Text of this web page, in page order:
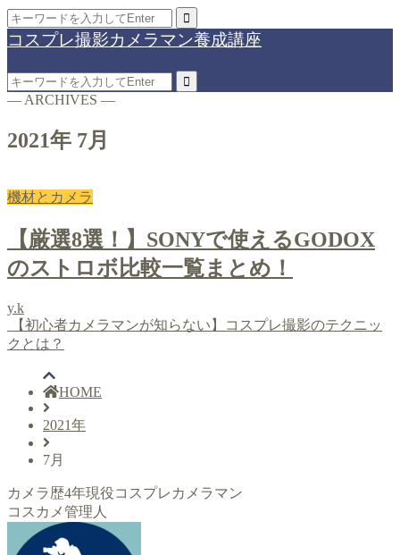
コスプレ撮影カメラマン養成講座
― ARCHIVES ―
2021年 7月
機材とカメラ
【厳選8選！】SONYで使えるGODOX
のストロボ比較一覧まとめ！
y.k
【初心者カメラマンが知らない】コスプレ撮影のテクニッ
クとは？
HOME
2021年
7月
カメラ歴4年現役コスプレカメラマン
コスカメ管理人